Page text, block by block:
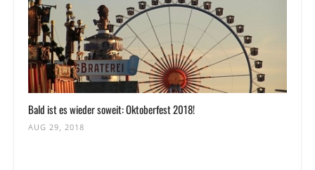
Bald ist es wieder soweit: Oktoberfest 2018!
AUG 29, 2018